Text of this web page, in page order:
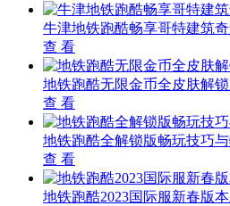
牛津地铁跑酷畅享哥特建筑奇
查 看
地铁跑酷无限金币全皮肤解
查 看
地铁跑酷全解锁版畅玩技巧
查 看
地铁跑酷2023国际服新春版